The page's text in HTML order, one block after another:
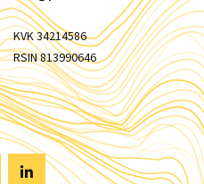
KVK 34214586
RSIN 813990646
Visit